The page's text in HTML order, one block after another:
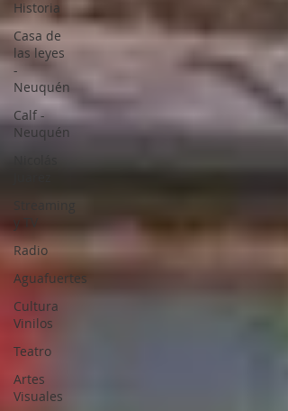
Historia
Casa de
las leyes
-
Neuquén
Calf -
Neuquén
Radio
Aguafuertes
Cultura
Vinilos
Teatro
Artes
Visuales